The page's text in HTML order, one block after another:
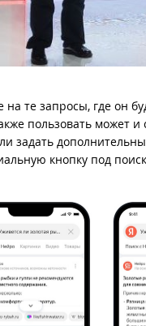
те запросы, где он
пользовать может
задать
кнопку под